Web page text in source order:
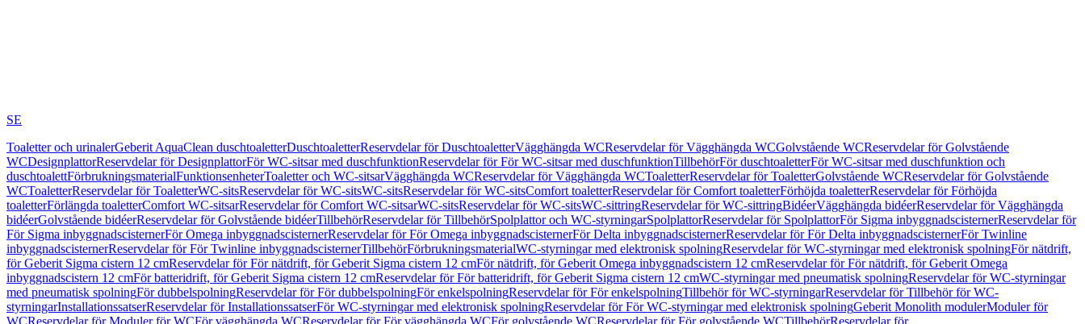
SE
Toaletter och urinalerGeberit AquaClean duschtoaletterDuschtoaletterReservdelar för DuschtoaletterVägghängda WCReservdelar för Vägghängda WCGolvstående WCReservdelar för Golvstående
WCDesignplattorReservdelar för DesignplattorFör WC-sitsar med duschfunktionReservdelar för För WC-sitsar med duschfunktionTillbehörFör duschtoaletterFör WC-sitsar med duschfunktion och
duschtoalettFörbrukningsmaterialFunktionsenheterToaletter och WC-sitsarVägghängda WCReservdelar för Vägghängda WCToaletterReservdelar för ToaletterGolvstående WCReservdelar för Golvstående
WCToaletterReservdelar för ToaletterWC-sitsReservdelar för WC-sitsWC-sitsReservdelar för WC-sitsComfort toaletterReservdelar för Comfort toaletterFörhöjda toaletterReservdelar för Förhöjda
toaletterFörlängda toaletterComfort WC-sitsarReservdelar för Comfort WC-sitsarWC-sitsReservdelar för WC-sitsWC-sittringReservdelar för WC-sittringBidéerVägghängda bidéerReservdelar för Vägghängda
bidéerGolvstående bidéerReservdelar för Golvstående bidéerTillbehörReservdelar för TillbehörSpolplattor och WC-styrningarSpolplattorReservdelar för SpolplattorFör Sigma inbyggnadscisternerReservdelar för
För Sigma inbyggnadscisternerFör Omega inbyggnadscisternerReservdelar för För Omega inbyggnadscisternerFör Delta inbyggnadscisternerReservdelar för För Delta inbyggnadscisternerFör Twinline
inbyggnadscisternerReservdelar för För Twinline inbyggnadscisternerTillbehörFörbrukningsmaterialWC-styrningar med elektronisk spolningReservdelar för WC-styrningar med elektronisk spolningFör nätdrift,
för Geberit Sigma cistern 12 cmReservdelar för För nätdrift, för Geberit Sigma cistern 12 cmFör nätdrift, för Geberit Omega inbyggnadscistern 12 cmReservdelar för För nätdrift, för Geberit Omega
inbyggnadscistern 12 cmFör batteridrift, för Geberit Sigma cistern 12 cmReservdelar för För batteridrift, för Geberit Sigma cistern 12 cmWC-styrningar med pneumatisk spolningReservdelar för WC-styrningar
med pneumatisk spolningFör dubbelspolningReservdelar för För dubbelspolningFör enkelspolningReservdelar för För enkelspolningTillbehör för WC-styrningarReservdelar för Tillbehör för WC-
styrningarInstallationssatserReservdelar för InstallationssatserFör WC-styrningar med elektronisk spolningReservdelar för För WC-styrningar med elektronisk spolningGeberit Monolith modulerModuler för
WCReservdelar för Moduler för WCFör vägghängda WCReservdelar för För vägghängda WCFör golvstående WCReservdelar för För golvstående WCTillbehörReservdelar för